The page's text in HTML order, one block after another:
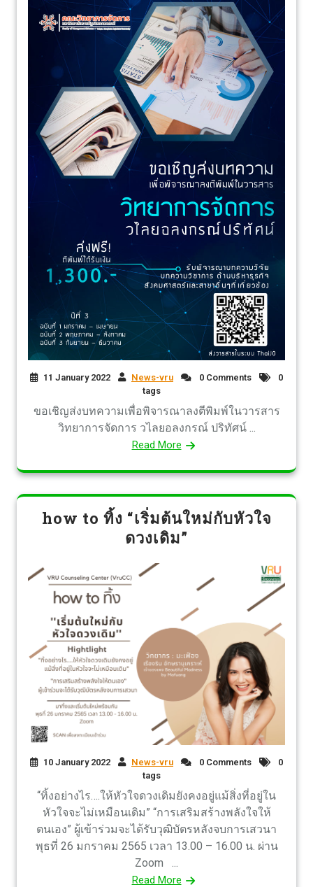
11 January 2022 News-vru 0 Comments
0
tags
ขอเชิญส่งบทความเพื่อพิจารณาลงตีพิมพ์ในวารสาร
วิทยาการจัดการ วไลยอลงกรณ์ ปริทัศน์ ...
Read More
how to ทิ้ง “เริ่มต้นใหม่กับหัวใจ
ดวงเดิม”
10 January 2022 News-vru 0 Comments
0
tags
“ทิ้งอย่างไร….ให้หัวใจดวงเดิมยังคงอยู่แม้สิ่งที่อยู่ใน
หัวใจจะไม่เหมือนเดิม” “การเสริมสร้างพลังใจให้
ตนเอง” ผู้เข้าร่วมจะได้รับวุฒิบัตรหลังจบการเสวนา
พุธที่ 26 มกราคม 2565 เวลา 13.00 – 16.00 น. ผ่าน
Zoom ...
Read More